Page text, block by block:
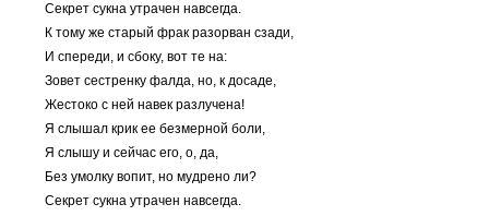
Секрет сукна утрачен навсегда.
К тому же старый фрак разорван сзади,
И спереди, и сбоку, вот те на:
Зовет сестренку фалда, но, к досаде,
Жестоко с ней навек разлучена!
Я слышал крик ее безмерной боли,
Я слышу и сейчас его, о, да,
Без умолку вопит, но мудрено ли?
Секрет сукна утрачен навсегда.